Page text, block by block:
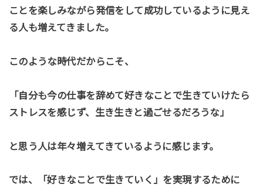
ことを楽しみながら発信をして成功しているように見え
る人も増えてきました。
このような時代だからこそ、
「自分も今の仕事を辞めて好きなことで生きていけたら
ストレスを感じず、生き生きと過ごせるだろうな」
と思う人は年々増えてきているように感じます。
では、「好きなことで生きていく」を実現するために